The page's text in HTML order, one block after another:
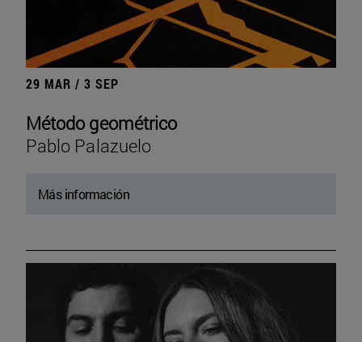
29 MAR / 3 SEP
Método geométrico
Pablo Palazuelo
Más información